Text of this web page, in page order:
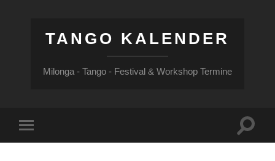
TANGO KALENDER
Milonga - Tango - Festival & Workshop Termine
Menü